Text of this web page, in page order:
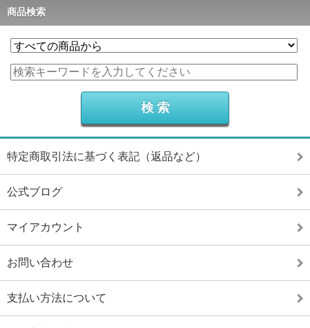
商品検索
特定商取引法に基づく表記（返品など）
公式ブログ
マイアカウント
お問い合わせ
支払い方法について